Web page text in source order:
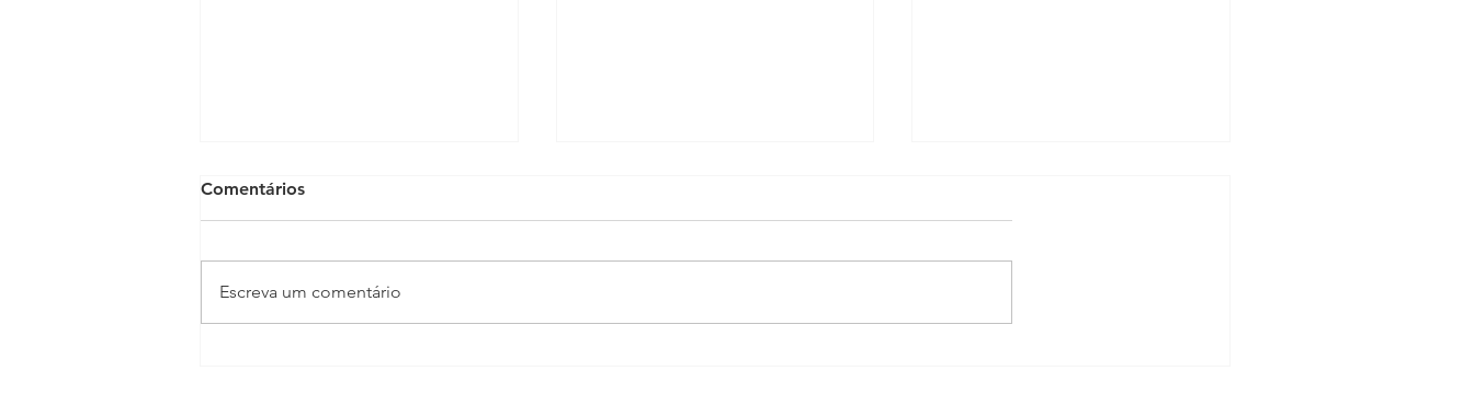
Comentários
Escreva um comentário